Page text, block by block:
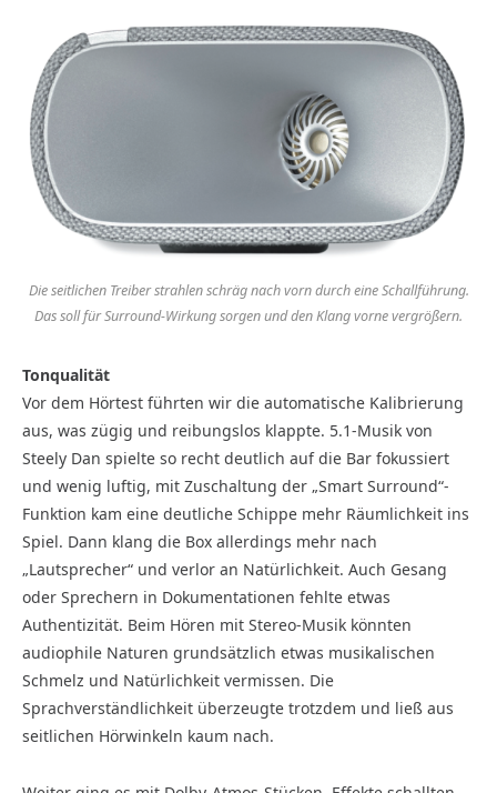
Die seitlichen Treiber strahlen schräg nach vorn durch eine Schallführung.
Das soll für Surround-Wirkung sorgen und den Klang vorne vergrößern.
Tonqualität
Vor dem Hörtest führten wir die automatische Kalibrierung
aus, was zügig und reibungslos klappte. 5.1-Musik von
Steely Dan spielte so recht deutlich auf die Bar fokussiert
und wenig luftig, mit Zuschaltung der „Smart Surround“-
Funktion kam eine deutliche Schippe mehr Räumlichkeit ins
Spiel. Dann klang die Box allerdings mehr nach
„Lautsprecher“ und verlor an Natürlichkeit. Auch Gesang
oder Sprechern in Dokumentationen fehlte etwas
Authentizität. Beim Hören mit Stereo-Musik könnten
audiophile Naturen grundsätzlich etwas musikalischen
Schmelz und Natürlichkeit vermissen. Die
Sprachverständlichkeit überzeugte trotzdem und ließ aus
seitlichen Hörwinkeln kaum nach.